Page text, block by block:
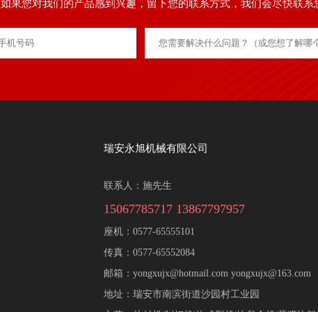
如果您对我们的产品感到兴趣，留下您的联系方式，我们会尽快联系
瑞安永旭机械有限公司
联系人：施先生
15067785717 13867797957
座机：0577-65555101
传真：0577-65552084
邮箱：yongxujx@hotmail.com yongxujx@163.com
地址：瑞安市南滨街道沙园村工业园